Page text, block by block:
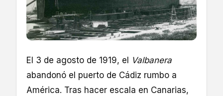
El 3 de agosto de 1919, el
Valbanera
abandonó el puerto de Cádiz rumbo a
América. Tras hacer escala en Canarias,